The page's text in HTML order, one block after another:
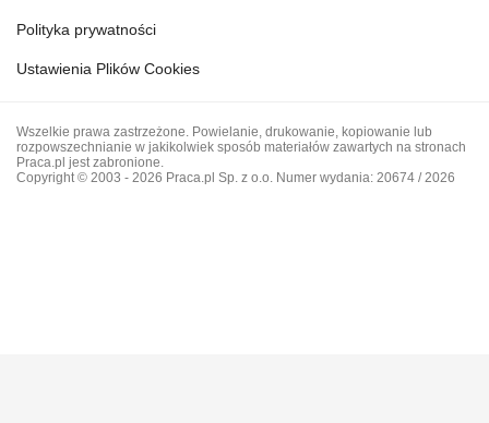
Polityka prywatności
Ustawienia Plików Cookies
Wszelkie prawa zastrzeżone. Powielanie, drukowanie, kopiowanie lub
rozpowszechnianie w jakikolwiek sposób materiałów zawartych na stronach
Praca.pl jest zabronione.
Copyright © 2003 - 2026 Praca.pl Sp. z o.o. Numer wydania: 20674 / 2026